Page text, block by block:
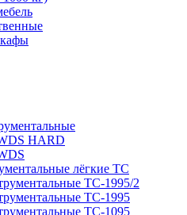
HARD
лёгкие ТС
ТС-1995/2
TC-1995
TC-1095